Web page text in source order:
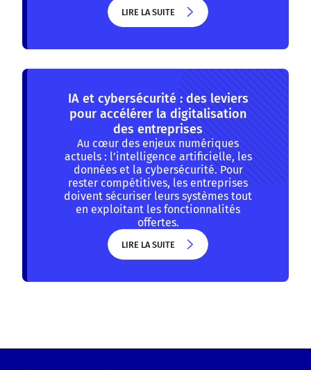
LIRE LA SUITE
IA et cybersécurité : des leviers
pour accélérer la digitalisation
des entreprises
Au cœur des enjeux numériques
actuels : l’intelligence artificielle, les
données et la cybersécurité. Pour
rester compétitives, les entreprises
doivent sécuriser leurs systèmes tout
en exploitant les fonctionnalités
offertes.
LIRE LA SUITE